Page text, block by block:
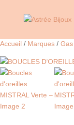
Accueil / Marques / Gas